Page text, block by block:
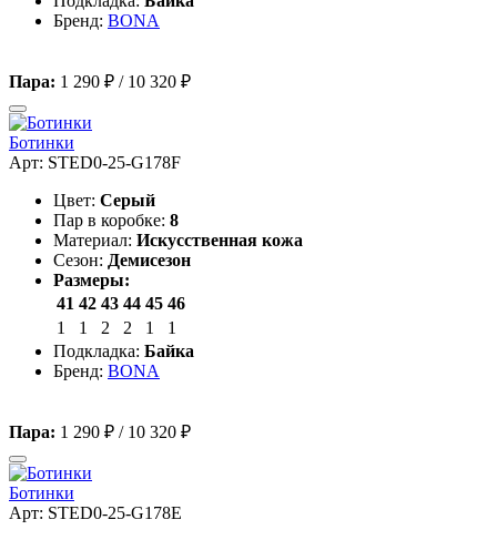
Бренд: BONA
Пара: 1 290 ₽ / 10 320 ₽
Ботинки
Арт: STED0-25-G178F
Цвет: Серый
Пар в коробке: 8
Материал: Искусственная кожа
Сезон: Демисезон
Размеры:
41 42 43 44 45 46
1
1 2 2 1
1
Подкладка: Байка
Бренд: BONA
Пара: 1 290 ₽ / 10 320 ₽
Ботинки
Арт: STED0-25-G178E